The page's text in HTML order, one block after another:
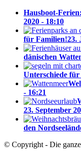
Hausboot-
2020 - 18:10
für Familien!23.
dänischen
Unterschiede für
- 16:21
23. September
den
© Copyright - Die